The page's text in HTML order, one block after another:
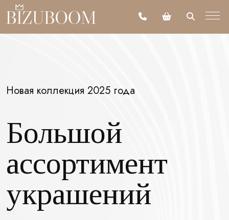
Новая коллекция 2025 года
Большой
ассортимент
украшений